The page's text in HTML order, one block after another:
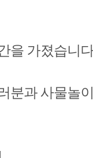
을 가졌습니
분과 사물놀